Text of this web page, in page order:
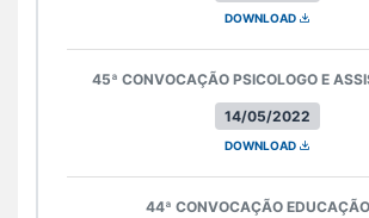
DOWNLOAD
14/05/2022
45ª CONVOCAÇÃO PSICOLOGO E
DOWNLOAD
44ª CONVOCAÇÃO